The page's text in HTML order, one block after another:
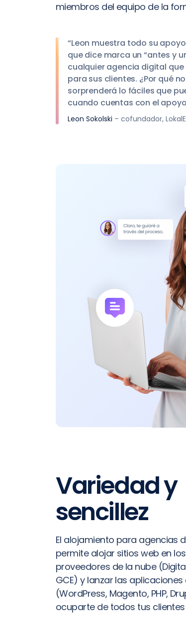
miembros del equipo de la
“Leon muestra todo su
que dice marca un “antes y
cualquier agencia digital
para sus clientes. ¿Por qué
sorprenderá lo fáciles que
cuando cuentas con el
Leon Sokolski – cofundador,
Variedad y
sencillez
El alojamiento para agencias
permite alojar sitios web en
proveedores de la nube
GCE) y lanzar las aplicaciones
(WordPress, Magento, PHP,
ocuparte de todos tus